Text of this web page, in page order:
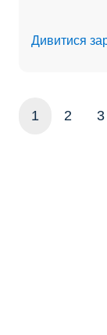
Дивитися
1 2 3